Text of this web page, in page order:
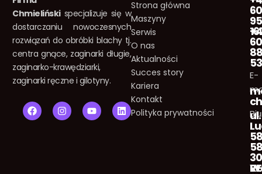
Chmielińskispecjalizuje się w
dostarczaniu nowoczesnych
rozwiązań do obróbki blachy tj.
centra gnące, zaginarki długie,
zaginarko-krawędziarki,
zaginarki ręczne i gilotyny.
F
a
c
I
n
s
Y
o
u
L
i
n
Strona główna
Maszyny
Serwis
O nas
Aktualności
Succes story
Kariera
Kontakt
Polityka prywatności
E-
ul.
58